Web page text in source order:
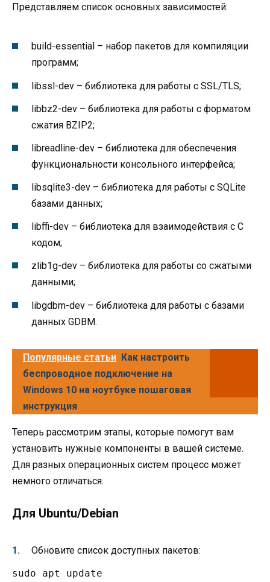
Представляем список основных зависимостей:
build-essential – набор пакетов для компиляции
программ;
libssl-dev – библиотека для работы с SSL/TLS;
libbz2-dev – библиотека для работы с форматом
сжатия BZIP2;
libreadline-dev – библиотека для обеспечения
функциональности консольного интерфейса;
libsqlite3-dev – библиотека для работы с SQLite
базами данных;
libffi-dev – библиотека для взаимодействия с C
кодом;
zlib1g-dev – библиотека для работы со сжатыми
данными;
libgdbm-dev – библиотека для работы с базами
данных GDBM.
Популярные статьи Как настроить
беспроводное подключение на
Windows 10 на ноутбуке пошаговая
инструкция
Теперь рассмотрим этапы, которые помогут вам
установить нужные компоненты в вашей системе.
Для разных операционных систем процесс может
немного отличаться.
Для Ubuntu/Debian
Обновите список доступных пакетов:
sudo apt update